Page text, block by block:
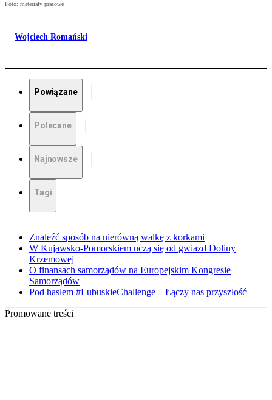
Foto: materiały prasowe
Wojciech Romański
Powiązane
Polecane
Najnowsze
Tagi
Znaleźć sposób na nierówną walkę z korkami
W Kujawsko-Pomorskiem uczą się od gwiazd Doliny
Krzemowej
O finansach samorządów na Europejskim Kongresie
Samorządów
Pod hasłem #LubuskieChallenge – Łączy nas przyszłość
Promowane treści